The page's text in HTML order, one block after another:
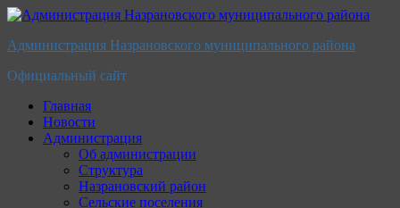
Перейти
содержимому
Администрация Назрановского муниципального района
Официальный сайт
Главная
Новости
Администрация
Об администрации
Структура
Назрановский район
Сельские поселения